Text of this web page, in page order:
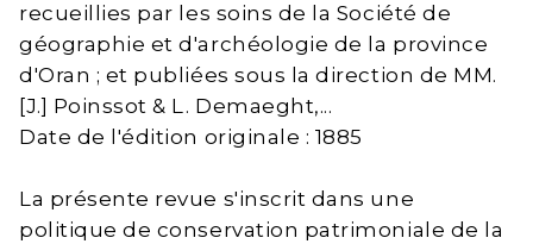
recueillies par les soins de la Société de
géographie et d'archéologie de la province
d'Oran ; et publiées sous la direction de MM.
[J.] Poinssot & L. Demaeght,...
Date de l'édition originale : 1885
La présente revue s'inscrit dans une
politique de conservation patrimoniale de la